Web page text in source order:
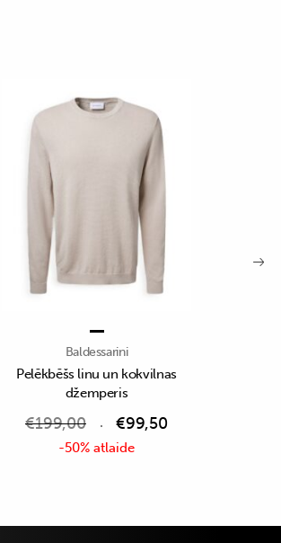
Baldessarini
Pelēkbēšs linu un kokvilnas
džemperis
€199,00 €99,50
-50% atlaide